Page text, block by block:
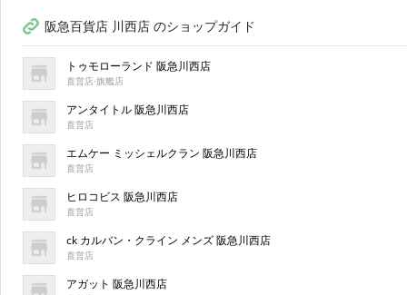
阪急百貨店 川西店 のショップガイド
トゥモローランド 阪急川西店
直営店·旗艦店
アンタイトル 阪急川西店
直営店
エムケー ミッシェルクラン 阪急川西店
直営店
ヒロコビス 阪急川西店
直営店
ck カルバン・クライン メンズ 阪急川西店
直営店
アガット 阪急川西店